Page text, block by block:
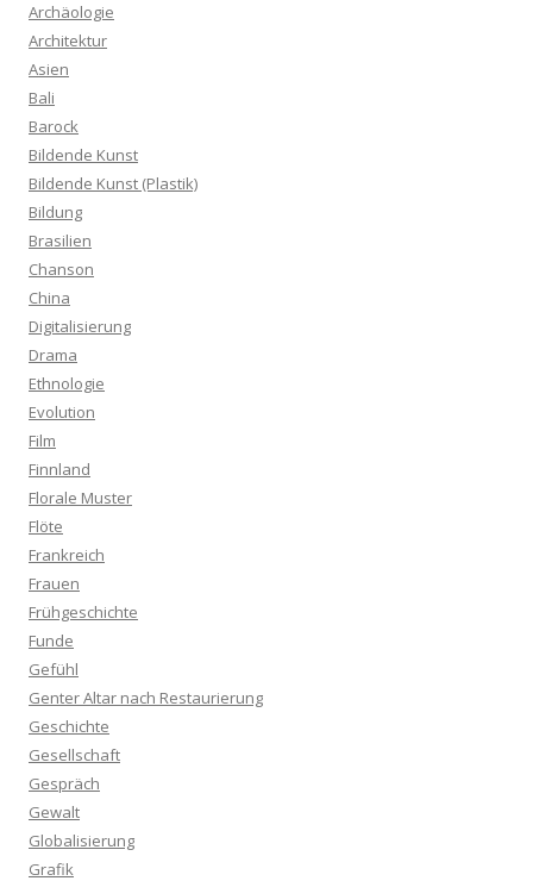
Archäologie
Architektur
Asien
Bali
Barock
Bildende Kunst
Bildende Kunst (Plastik)
Bildung
Brasilien
Chanson
China
Digitalisierung
Drama
Ethnologie
Evolution
Film
Finnland
Florale Muster
Flöte
Frankreich
Frauen
Frühgeschichte
Funde
Gefühl
Genter Altar nach Restaurierung
Geschichte
Gesellschaft
Gespräch
Gewalt
Globalisierung
Grafik